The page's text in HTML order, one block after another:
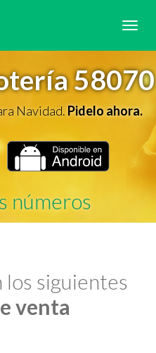
58070
Navidad.Pidelo ahora.
números
siguientes
venta